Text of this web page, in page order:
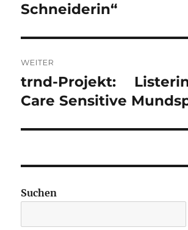
Schneiderin“
WEITER
Nächster
Beitrag:
trnd-Projekt:
Care Sensitive
Suchen